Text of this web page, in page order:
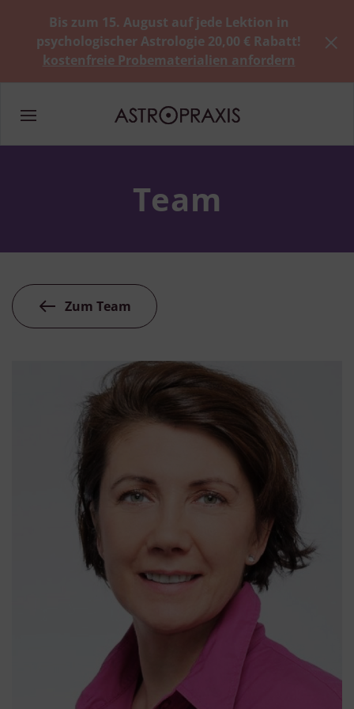
Bis zum 15. August auf jede Lektion in
psychologischer Astrologie 20,00 € Rabatt!
kostenfreie Probematerialien anfordern
Team
Zum Team